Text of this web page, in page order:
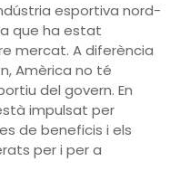
esportiva nord-
que ha estat
mercat. A diferència
Amèrica no té
del govern. En
impulsat per
de beneficis i els
per i per a